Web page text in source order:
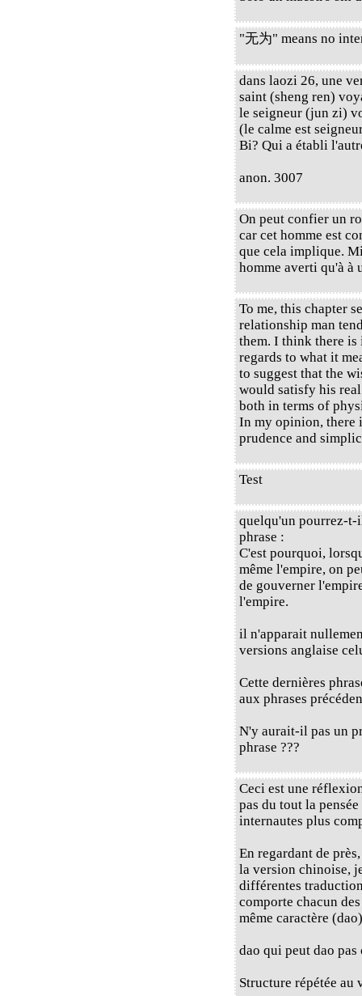
"无为" means no
dans laozi 26, une
saint (sheng ren)
le seigneur (jun zi)
(le calme est
Bi? Qui a établi
anon. 3007
On peut confier un
car cet homme est
que cela implique.
homme averti qu'à à
To me, this chapter
relationship man
them. I think there
regards to what it
to suggest that the
would satisfy his
both in terms of
In my opinion, there
prudence and
Test
quelqu'un pourrez-
phrase :
C'est pourquoi,
même l'empire, on
de gouverner
l'empire.
il n'apparait
versions anglaise
Cette dernières
aux phrases
N'y aurait-il pas un
phrase ???
Ceci est une
pas du tout la
internautes plus
En regardant de
la version chinoise,
différentes
comporte chacun
même caractère
dao qui peut dao pas
Structure répétée au